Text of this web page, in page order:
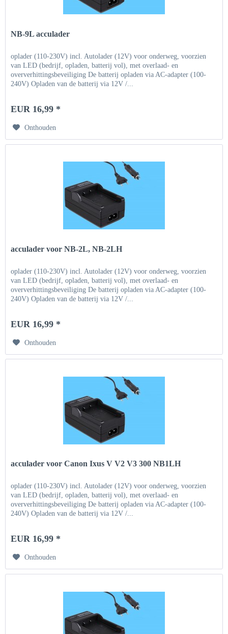
NB-9L acculader
oplader (110-230V) incl. Autolader (12V) voor onderweg, voorzien
van LED (bedrijf, opladen, batterij vol), met overlaad- en
oververhittingsbeveiliging De batterij opladen via AC-adapter (100-
240V) Opladen van de batterij via 12V /...
EUR 16,99 *
Onthouden
acculader voor NB-2L, NB-2LH
oplader (110-230V) incl. Autolader (12V) voor onderweg, voorzien
van LED (bedrijf, opladen, batterij vol), met overlaad- en
oververhittingsbeveiliging De batterij opladen via AC-adapter (100-
240V) Opladen van de batterij via 12V /...
EUR 16,99 *
Onthouden
acculader voor Canon Ixus V V2 V3 300 NB1LH
oplader (110-230V) incl. Autolader (12V) voor onderweg, voorzien
van LED (bedrijf, opladen, batterij vol), met overlaad- en
oververhittingsbeveiliging De batterij opladen via AC-adapter (100-
240V) Opladen van de batterij via 12V /...
EUR 16,99 *
Onthouden